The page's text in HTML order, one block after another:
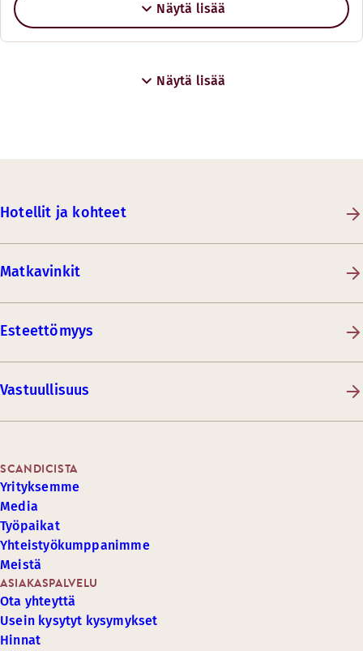
Näytä lisää
Näytä lisää
Hotellit ja kohteet
Matkavinkit
Esteettömyys
Vastuullisuus
ASIAKASPALVELU
Ota yhteyttä
Usein kysytyt kysymykset
Hinnat
SCANDICISTA
Yrityksemme
Media
Työpaikat
Yhteistyökumppanimme
Meistä